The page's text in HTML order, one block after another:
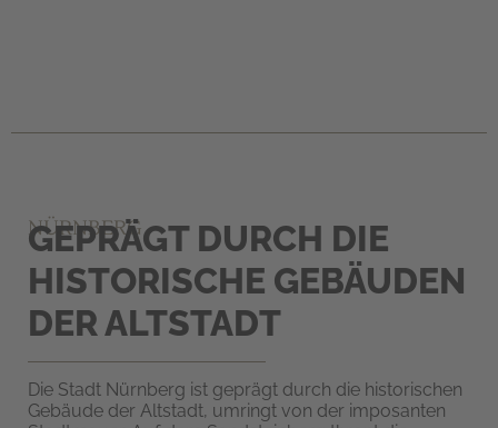
NÜRNBERG
GEPRÄGT DURCH DIE
HISTORISCHE GEBÄUDEN
DER ALTSTADT
Die Stadt Nürnberg ist geprägt durch die historischen
Gebäude der Altstadt, umringt von der imposanten